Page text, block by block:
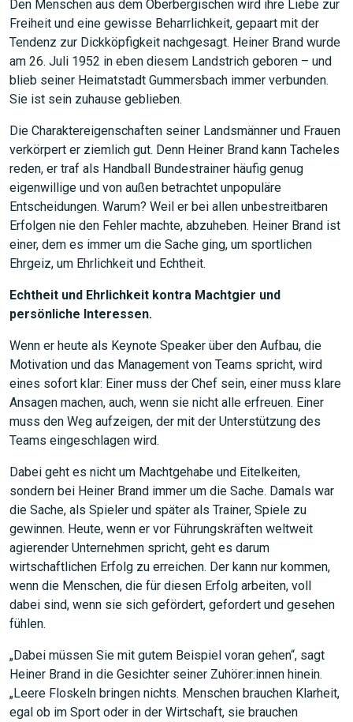
Den Menschen aus dem Oberbergischen wird ihre Liebe zur
Freiheit und eine gewisse Beharrlichkeit, gepaart mit der
Tendenz zur Dickköpfigkeit nachgesagt. Heiner Brand wurde
am 26. Juli 1952 in eben diesem Landstrich geboren – und
blieb seiner Heimatstadt Gummersbach immer verbunden.
Sie ist sein zuhause geblieben.
Die Charaktereigenschaften seiner Landsmänner und Frauen
verkörpert er ziemlich gut. Denn Heiner Brand kann Tacheles
reden, er traf als Handball Bundestrainer häufig genug
eigenwillige und von außen betrachtet unpopuläre
Entscheidungen. Warum? Weil er bei allen unbestreitbaren
Erfolgen nie den Fehler machte, abzuheben. Heiner Brand ist
einer, dem es immer um die Sache ging, um sportlichen
Ehrgeiz, um Ehrlichkeit und Echtheit.
Echtheit und Ehrlichkeit kontra Machtgier und
persönliche Interessen.
Wenn er heute als Keynote Speaker über den Aufbau, die
Motivation und das Management von Teams spricht, wird
eines sofort klar: Einer muss der Chef sein, einer muss klare
Ansagen machen, auch, wenn sie nicht alle erfreuen. Einer
muss den Weg aufzeigen, der mit der Unterstützung des
Teams eingeschlagen wird.
Dabei geht es nicht um Machtgehabe und Eitelkeiten,
sondern bei Heiner Brand immer um die Sache. Damals war
die Sache, als Spieler und später als Trainer, Spiele zu
gewinnen. Heute, wenn er vor Führungskräften weltweit
agierender Unternehmen spricht, geht es darum
wirtschaftlichen Erfolg zu erreichen. Der kann nur kommen,
wenn die Menschen, die für diesen Erfolg arbeiten, voll
dabei sind, wenn sie sich gefördert, gefordert und gesehen
fühlen.
„Dabei müssen Sie mit gutem Beispiel voran gehen“, sagt
Heiner Brand in die Gesichter seiner Zuhörer:innen hinein.
„Leere Floskeln bringen nichts. Menschen brauchen Klarheit,
egal ob im Sport oder in der Wirtschaft, sie brauchen